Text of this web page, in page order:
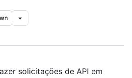
solicitações de API em